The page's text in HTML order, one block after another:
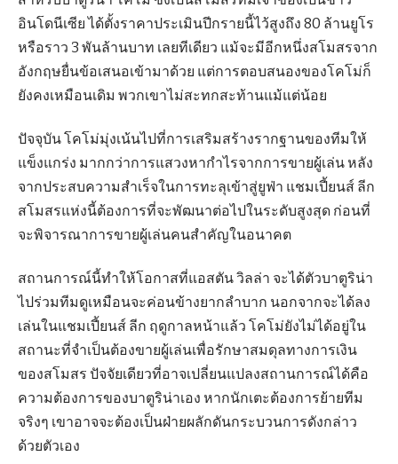
อินโดนีเซีย ได้ตั้งราคาประเมินปีกรายนี้ไว้สูงถึง 80 ล้านยูโร
หรือราว 3 พันล้านบาท เลยทีเดียว แม้จะมีอีกหนึ่งสโมสรจาก
อังกฤษยื่นข้อเสนอเข้ามาด้วย แต่การตอบสนองของโคโม่ก็
ยังคงเหมือนเดิม พวกเขาไม่สะทกสะท้านแม้แต่น้อย
ปัจจุบัน โคโม่มุ่งเน้นไปที่การเสริมสร้างรากฐานของทีมให้
แข็งแกร่ง มากกว่าการแสวงหากำไรจากการขายผู้เล่น หลัง
จากประสบความสำเร็จในการทะลุเข้าสู่ยูฟ่า แชมเปี้ยนส์ ลีก
สโมสรแห่งนี้ต้องการที่จะพัฒนาต่อไปในระดับสูงสุด ก่อนที่
จะพิจารณาการขายผู้เล่นคนสำคัญในอนาคต
สถานการณ์นี้ทำให้โอกาสที่แอสตัน วิลล่า จะได้ตัวบาตูริน่า
ไปร่วมทีมดูเหมือนจะค่อนข้างยากลำบาก นอกจากจะได้ลง
เล่นในแชมเปี้ยนส์ ลีก ฤดูกาลหน้าแล้ว โคโม่ยังไม่ได้อยู่ใน
สถานะที่จำเป็นต้องขายผู้เล่นเพื่อรักษาสมดุลทางการเงิน
ของสโมสร ปัจจัยเดียวที่อาจเปลี่ยนแปลงสถานการณ์ได้คือ
ความต้องการของบาตูริน่าเอง หากนักเตะต้องการย้ายทีม
จริงๆ เขาอาจจะต้องเป็นฝ่ายผลักดันกระบวนการดังกล่าว
ด้วยตัวเอง